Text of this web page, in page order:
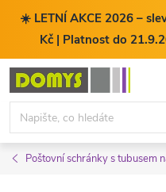
☀️ LETNÍ AKCE 2026 –
Kč | Platnost do
Přejít
obsah
Poštovní schránky s tubusem